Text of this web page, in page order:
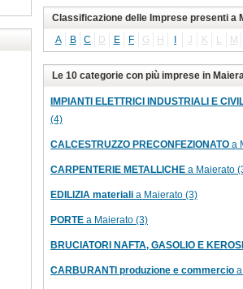
Classificazione delle Imprese presenti a
A
B C D E F G H J K L M
Le 10 categorie con più imprese in
IMPIANTI ELETTRICI INDUSTRIALI E
(4)
CALCESTRUZZO PRECONFEZIONATO a
CARPENTERIE METALLICHE a Maierato
EDILIZIA materiali a Maierato (3)
PORTE a Maierato (3)
BRUCIATORI NAFTA, GASOLIO E
CARBURANTI produzione e commercio